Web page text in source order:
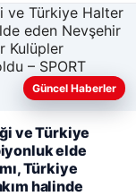
çerezler
Güncel Haberler
ve Türkiye
elde
Türkiye
halinde